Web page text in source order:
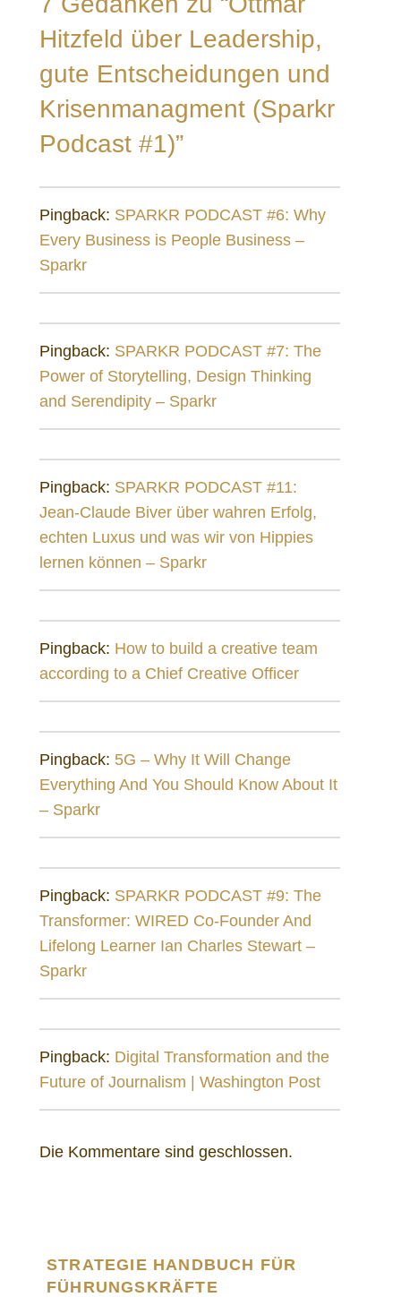
Hitzfeld über Leadership,
gute Entscheidungen und
Krisenmanagment (Sparkr
Podcast #1)”
Pingback: SPARKR PODCAST #6: Why
Every Business is People Business –
Sparkr
Pingback: SPARKR PODCAST #7: The
Power of Storytelling, Design Thinking
and Serendipity – Sparkr
Pingback: SPARKR PODCAST #11:
Jean-Claude Biver über wahren Erfolg,
echten Luxus und was wir von Hippies
lernen können – Sparkr
Pingback: How to build a creative team
according to a Chief Creative Officer
Pingback: 5G – Why It Will Change
Everything And You Should Know About It
– Sparkr
Pingback: SPARKR PODCAST #9: The
Transformer: WIRED Co-Founder And
Lifelong Learner Ian Charles Stewart –
Sparkr
Pingback: Digital Transformation and the
Future of Journalism | Washington Post
Die Kommentare sind geschlossen.
STRATEGIE HANDBUCH FÜR
FÜHRUNGSKRÄFTE